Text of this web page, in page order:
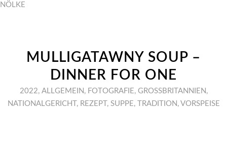
NÖLKE
MULLIGATAWNY SOUP –
DINNER FOR ONE
2022, ALLGEMEIN , FOTOGRAFIE, GROSSBRITANNIEN
,
NATIONALGERICHT, REZEPT, SUPPE, TRADITION , VORSPEISE